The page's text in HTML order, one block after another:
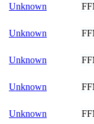
Unknown
Unknown
Unknown
Unknown
Unknown